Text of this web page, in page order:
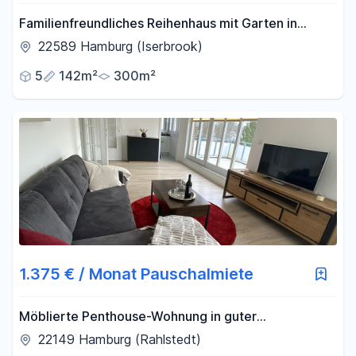
Familienfreundliches Reihenhaus mit Garten in
begehrter Wohnlage von Hamburg-Iserbrook
22589 Hamburg (Iserbrook)
5
142m² 300m²
1.375 € / Monat Pauschalmiete
Möblierte Penthouse-Wohnung in guter
Wohngegend
22149 Hamburg (Rahlstedt)